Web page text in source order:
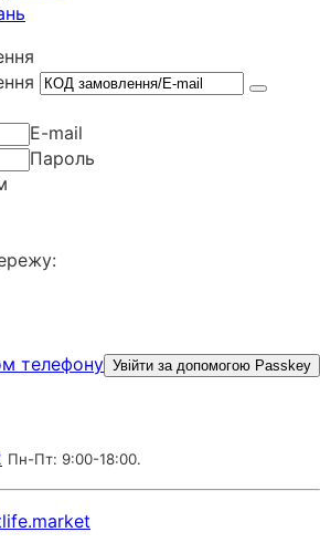
E-mail
Пароль
телефону Увійти за допомогою Passkey
Пн-Пт: 9:00-18:00.